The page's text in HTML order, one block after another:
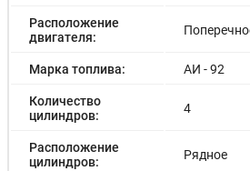
Расположение
двигателя:
Марка топлива: АИ - 92
Количество
цилиндров:
4
Расположение
цилиндров:
Рядное